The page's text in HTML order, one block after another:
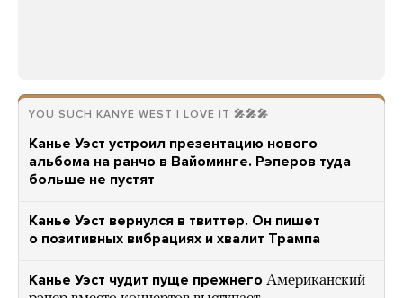
YOU SUCH KANYE WEST I LOVE IT 🎤🎤🎤
Канье Уэст устроил презентацию нового
альбома на ранчо в Вайоминге. Рэперов туда
больше не пустят
Канье Уэст вернулся в твиттер. Он пишет
о позитивных вибрациях и хвалит Трампа
Канье Уэст чудит пуще прежнего Американский